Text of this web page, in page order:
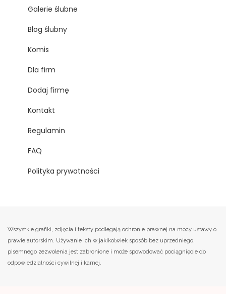
Galerie ślubne
Blog ślubny
Komis
Dla firm
Dodaj firmę
Kontakt
Regulamin
FAQ
Polityka prywatności
Wszystkie grafiki, zdjęcia i teksty podlegają ochronie prawnej na mocy ustawy o
prawie autorskim. Używanie ich w jakikolwiek sposób bez uprzedniego,
pisemnego zezwolenia jest zabronione i może spowodować pociągnięcie do
odpowiedzialności cywilnej i karnej.